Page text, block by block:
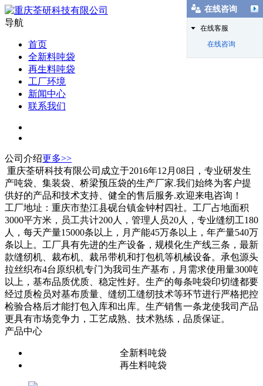
导航
首页
全新料吨袋
再生料吨袋
工厂环境
新闻中心
联系我们
公司介绍更多>>
重庆荃研科技有限公司成立于2016年12月08日，专业研发生
产吨袋、集装袋、桥梁预压袋的生产厂家.我们始终为客户提
供好的产品和技术支持、健全的售后服务.欢迎来电咨询！
工厂地址：重庆市垫江县砚台镇金钟村四社。工厂占地面积
3000平方米，员工共计200人，管理人员20人，专业缝纫工180
人，每天产量15000条以上，月产能45万条以上，年产量540万
条以上。工厂具有先进的生产设备，规模化生产线三条，最新
款缝纫机、裁布机、裁吊带机和打包机等机械设备。承包源头
拉丝织布4台原织机专门为我司生产基布，月需求使用量300吨
以上，基布品质优质、稳定性好。生产的每条吨袋印切缝都要
经过质检员对基布质量、缝纫工缝纫技术等环节进行严格把控
检验合格后才能打包入库和出库。生产销售一条龙使我司产品
更具有市场竞争力，工艺成熟、技术熟练，品质保证。
产品中心
全新料吨袋
再生料吨袋
在线咨询
在线客服
在线咨询